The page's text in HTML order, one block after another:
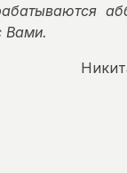
Вами.